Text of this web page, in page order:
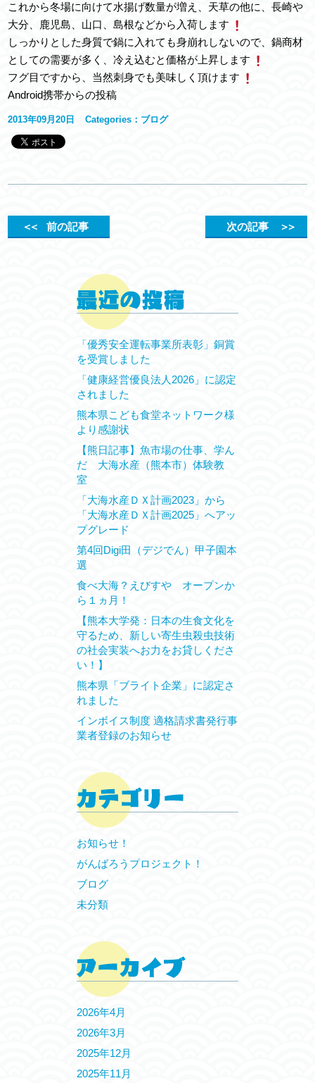
これから冬場に向けて水揚げ数量が増え、天草の他に、長崎や
大分、鹿児島、山口、島根などから入荷します
しっかりとした身質で鍋に入れても身崩れしないので、鍋商材
としての需要が多く、冷え込むと価格が上昇します
フグ目ですから、当然刺身でも美味しく頂けます
Android携帯からの投稿
2013年09月20日 Categories： ブログ
＜＜前の記事 次の記事 ＞＞
「優秀安全運転事業所表彰」銅賞
を受賞しました
「健康経営優良法人2026」に認定
されました
熊本県こども食堂ネットワーク様
より感謝状
【熊日記事】魚市場の仕事、学ん
だ 大海水産（熊本市）体験教
室
「大海水産ＤＸ計画2023」から
「大海水産ＤＸ計画2025」へアッ
プグレード
第4回Digi田（デジでん）甲子園本
選
食べ大海？えびすや オープンか
ら１ヵ月！
【熊本大学発：日本の生食文化を
守るため、新しい寄生虫殺虫技術
の社会実装へお力をお貸しくださ
い！】
熊本県「ブライト企業」に認定さ
れました
インボイス制度 適格請求書発行事
業者登録のお知らせ
お知らせ！
がんばろうプロジェクト！
ブログ
未分類
2026年4月
2026年3月
2025年12月
2025年11月